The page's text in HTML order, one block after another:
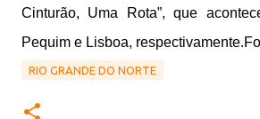
Cinturão, Uma Rota”, que
Pequim e Lisboa,
RIO GRANDE DO NORTE